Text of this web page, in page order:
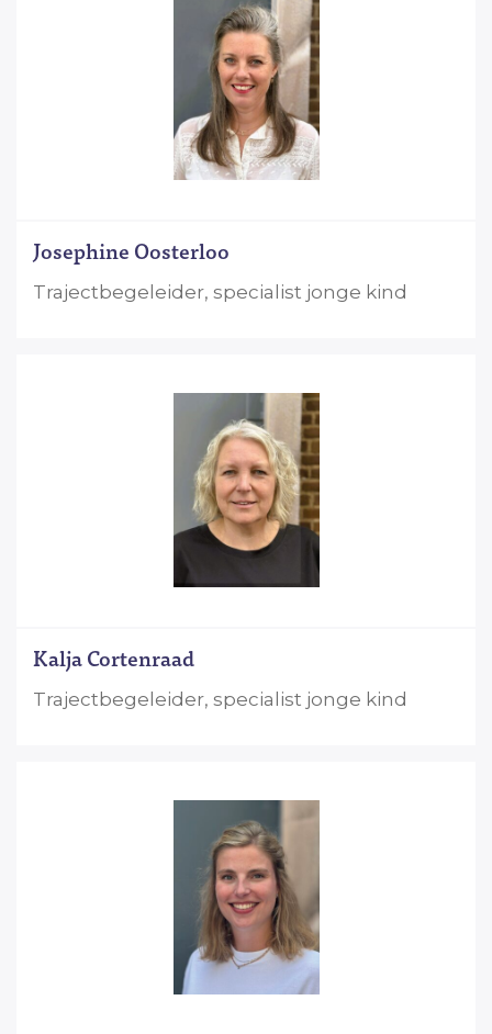
Josephine Oosterloo
Trajectbegeleider, specialist jonge kind
Kalja Cortenraad
Trajectbegeleider, specialist jonge kind